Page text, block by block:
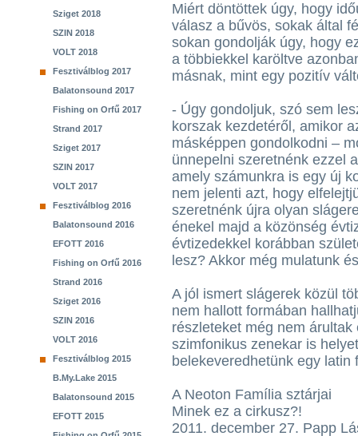
Sziget 2018
SZIN 2018
VOLT 2018
Fesztiválblog 2017
Balatonsound 2017
Fishing on Orfű 2017
Strand 2017
Sziget 2017
SZIN 2017
VOLT 2017
Fesztiválblog 2016
Balatonsound 2016
EFOTT 2016
Fishing on Orfű 2016
Strand 2016
Sziget 2016
SZIN 2016
VOLT 2016
Fesztiválblog 2015
B.My.Lake 2015
Balatonsound 2015
EFOTT 2015
Miért döntöttek úgy, hogy
válasz a bűvös, sokak által
sokan gondolják úgy, hogy
a többiekkel karöltve
másnak, mint egy pozitív
- Úgy gondoljuk, szó sem
korszak kezdetéről, amikor
másképpen gondolkodni –
ünnepelni szeretnénk ezzel
amely számunkra is egy új
nem jelenti azt, hogy
szeretnénk újra olyan
énekel majd a közönség
évtizedekkel korábban
lesz? Akkor még mulatunk
A jól ismert slágerek közül
nem hallott formában
részleteket még nem
szimfonikus zenekar is
belekeveredhetünk egy latin
A Neoton Família sztárjai
Minek ez a cirkusz?!
2011. december 27. Papp